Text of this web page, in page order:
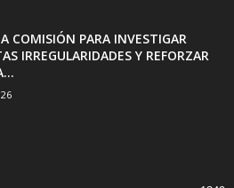
COMISIÓN PARA INVESTIGAR
IRREGULARIDADES Y REFORZAR